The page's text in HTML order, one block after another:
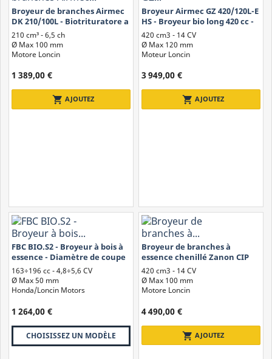
Broyeur de branches Airmec
DK 210/100L - Biotrituratore a
2 Lame Loncin 7 HP
210 cm³ - 6,5 ch
Ø Max 100 mm
Motore Loncin
1 389,00 €
shopping_cart AJOUTEZ
Broyeur Airmec GZ 420/120L-E
HS - Broyeur bio long 420 cc -
Bûches jusqu'à Ø 12 cm
420 cm3 - 14 CV
Ø Max 120 mm
Moteur Loncin
3 949,00 €
shopping_cart AJOUTEZ
FBC BIO.S2 - Broyeur à bois à
essence - Diamètre de coupe
5 cm
163÷196 cc - 4,8÷5,6 CV
Ø Max 50 mm
Honda/Loncin Motors
1 264,00 €
CHOISISSEZ UN MODÈLE
Broyeur de branches à
essence chenillé Zanon CIP
120-S Cingo - Moteur Loncin
14 CV...
420 cm3 - 14 CV
Ø Max 100 mm
Motore Loncin
4 490,00 €
shopping_cart AJOUTEZ